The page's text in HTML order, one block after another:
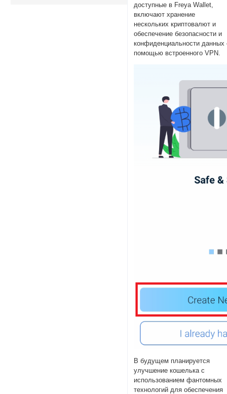
доступные в Freya Wallet,
включают хранение
нескольких криптовалют и
обеспечение безопасности и
конфиденциальности данных
помощью встроенного VPN.
В будущем планируется
улучшение кошелька с
использованием фантомных
технологий для обеспечения